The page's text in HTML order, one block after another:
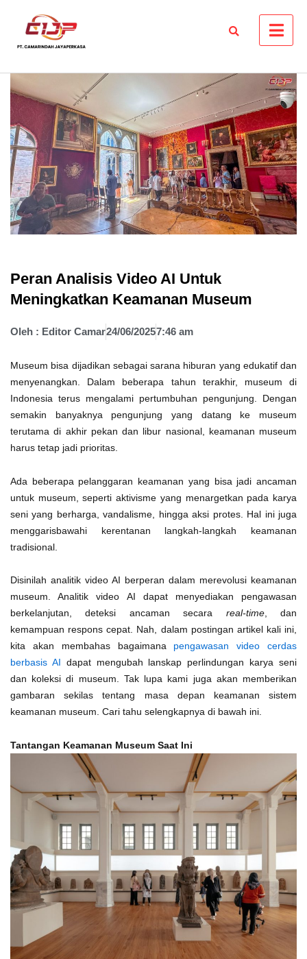
Peran Analisis Video AI Untuk
Meningkatkan Keamanan Museum
Oleh : Editor Camar24/06/20257:46 am
Museum bisa dijadikan sebagai sarana hiburan yang edukatif dan
menyenangkan. Dalam beberapa tahun terakhir, museum di
Indonesia terus mengalami pertumbuhan pengunjung. Dengan
semakin banyaknya pengunjung yang datang ke museum
terutama di akhir pekan dan libur nasional, keamanan museum
harus tetap jadi prioritas.
Ada beberapa pelanggaran keamanan yang bisa jadi ancaman
untuk museum, seperti aktivisme yang menargetkan pada karya
seni yang berharga, vandalisme, hingga aksi protes. Hal ini juga
menggarisbawahi kerentanan langkah-langkah keamanan
tradisional.
Disinilah analitik video AI berperan dalam merevolusi keamanan
museum. Analitik video AI dapat menyediakan pengawasan
berkelanjutan, deteksi ancaman secara real-time, dan
kemampuan respons cepat. Nah, dalam postingan artikel kali ini,
kita akan membahas bagaimana pengawasan video cerdas
berbasis AI dapat mengubah lanskap perlindungan karya seni
dan koleksi di museum. Tak lupa kami juga akan memberikan
gambaran sekilas tentang masa depan keamanan sistem
keamanan museum. Cari tahu selengkapnya di bawah ini.
Tantangan Keamanan Museum Saat Ini